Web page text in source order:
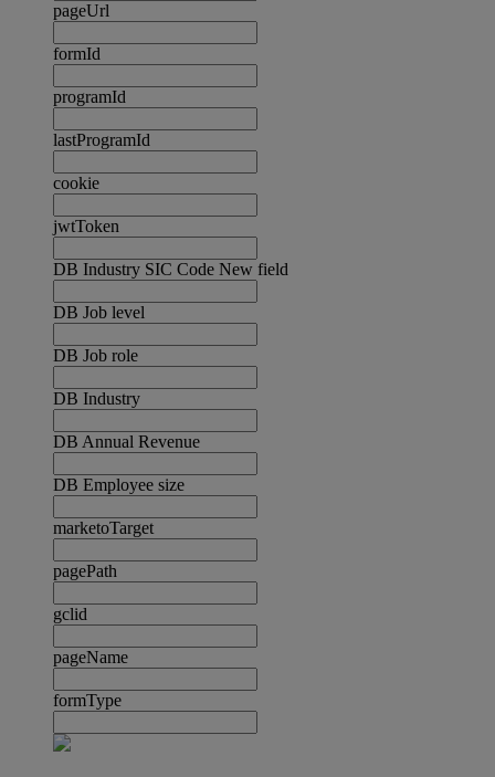
pageUrl
formId
programId
lastProgramId
cookie
jwtToken
DB Industry SIC Code New field
DB Job level
DB Job role
DB Industry
DB Annual Revenue
DB Employee size
marketoTarget
pagePath
gclid
pageName
formType